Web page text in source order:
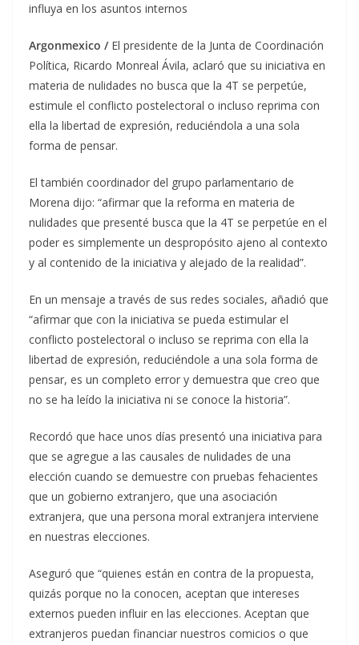
influya en los asuntos internos
Argonmexico / El presidente de la Junta de Coordinación
Política, Ricardo Monreal Ávila, aclaró que su iniciativa en
materia de nulidades no busca que la 4T se perpetúe,
estimule el conflicto postelectoral o incluso reprima con
ella la libertad de expresión, reduciéndola a una sola
forma de pensar.
El también coordinador del grupo parlamentario de
Morena dijo: “afirmar que la reforma en materia de
nulidades que presenté busca que la 4T se perpetúe en el
poder es simplemente un despropósito ajeno al contexto
y al contenido de la iniciativa y alejado de la realidad”.
En un mensaje a través de sus redes sociales, añadió que
“afirmar que con la iniciativa se pueda estimular el
conflicto postelectoral o incluso se reprima con ella la
libertad de expresión, reduciéndole a una sola forma de
pensar, es un completo error y demuestra que creo que
no se ha leído la iniciativa ni se conoce la historia”.
Recordó que hace unos días presentó una iniciativa para
que se agregue a las causales de nulidades de una
elección cuando se demuestre con pruebas fehacientes
que un gobierno extranjero, que una asociación
extranjera, que una persona moral extranjera interviene
en nuestras elecciones.
Aseguró que “quienes están en contra de la propuesta,
quizás porque no la conocen, aceptan que intereses
externos pueden influir en las elecciones. Aceptan que
extranjeros puedan financiar nuestros comicios o que